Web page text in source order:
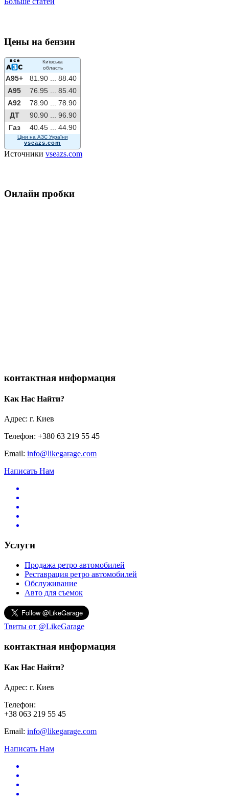
Цены на бензин
Київська
область
A95+ 81.90 ...
88.40
A95
76.95 ...
85.40
A92
78.90 ...
78.90
ДТ
90.90 ...
96.90
Газ
40.45 ... 44.90
Ціни на АЗС України
vseazs.com
Источники vseazs.com
Онлайн пробки
контактная информация
Как Нас Найти?
Адрес: г. Киев
Телефон: +380 63 219 55 45
Email: info@likegarage.com
Написать Нам
Услуги
Продажа ретро автомобилей
Реставрация ретро автомобилей
Обслуживание
Авто для съемок
Твиты от @LikeGarage
контактная информация
Как Нас Найти?
Адрес: г. Киев
Телефон:
+38 063 219 55 45
Email: info@likegarage.com
Написать Нам